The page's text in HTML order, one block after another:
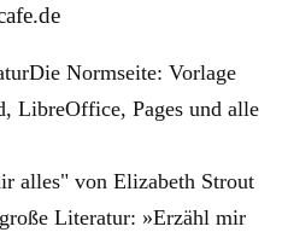
Die Normseite: Vorlage
LibreOffice, Pages und alle
Literatur: »Erzähl mir